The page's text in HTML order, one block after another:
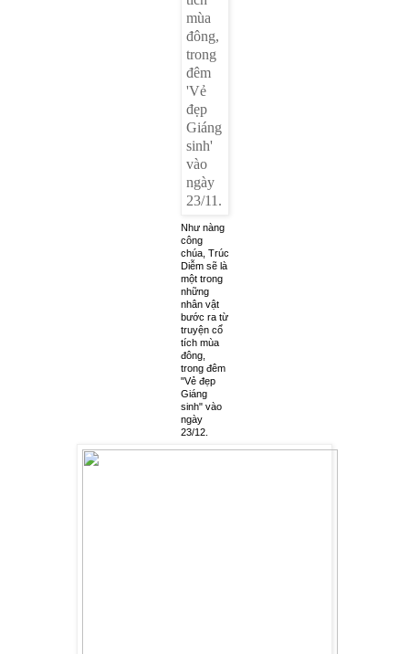
Như nàng
công
chúa, Trúc
Diễm sẽ là
một trong
những
nhân vật
bước ra từ
truyện cổ
tích mùa
đông,
trong đêm
"Vẻ đẹp
Giáng
sinh" vào
ngày
23/12.